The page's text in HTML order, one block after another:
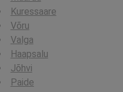
Kuressaare
Võru
Valga
Haapsalu
Jõhvi
Paide